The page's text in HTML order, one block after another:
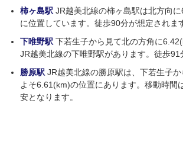
柿ヶ島駅 JR越美北線の柿ヶ島駅は北方向
に位置しています。徒歩90分が想定されま
下唯野駅 下若生子から見て北の方角に
JR越美北線の下唯野駅があります。徒歩91
勝原駅 JR越美北線の勝原駅は、下若生子
よそ6.61(km)の位置にあります。移動時間
安となります。